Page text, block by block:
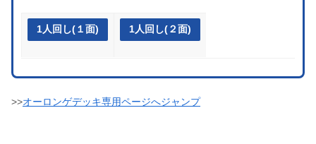
1人回し(１面) 1人回し(２面)
>>オーロンゲデッキ専用ページへジャンプ